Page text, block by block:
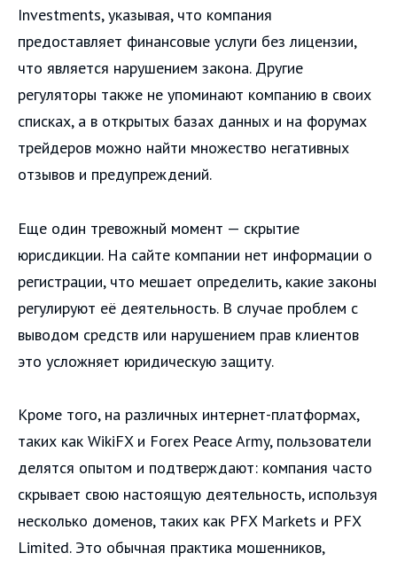
Investments, указывая, что компания
предоставляет финансовые услуги без лицензии,
что является нарушением закона. Другие
регуляторы также не упоминают компанию в своих
списках, а в открытых базах данных и на форумах
трейдеров можно найти множество негативных
отзывов и предупреждений.
Еще один тревожный момент — скрытие
юрисдикции. На сайте компании нет информации о
регистрации, что мешает определить, какие законы
регулируют её деятельность. В случае проблем с
выводом средств или нарушением прав клиентов
это усложняет юридическую защиту.
Кроме того, на различных интернет-платформах,
таких как WikiFX и Forex Peace Army, пользователи
делятся опытом и подтверждают: компания часто
скрывает свою настоящую деятельность, используя
несколько доменов, таких как PFX Markets и PFX
Limited. Это обычная практика мошенников,